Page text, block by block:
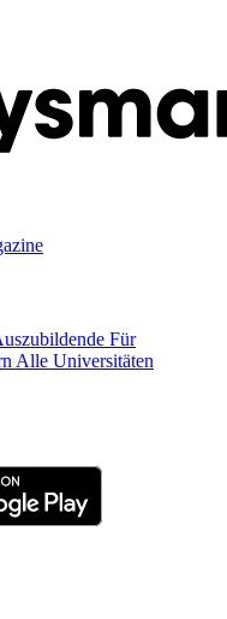
Für
Alle Universitäten